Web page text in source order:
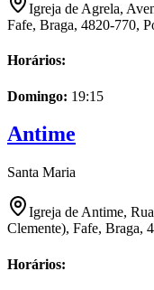
Igreja de Agrela,
Fafe, Braga, 4820-770,
Horários:
Domingo: 19:15
Antime
Santa Maria
Igreja de Antime,
Clemente), Fafe, Braga,
Horários: